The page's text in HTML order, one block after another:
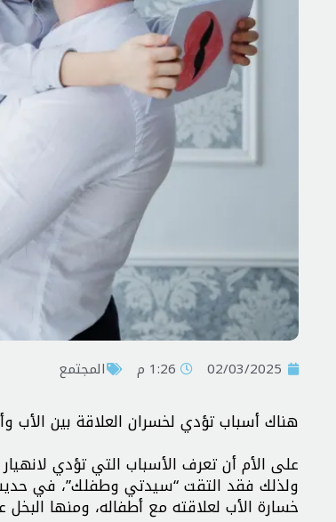
02/03/2025 1:26 م المجتمع
هناك أسباب تؤدي لخسران العلاقة بين الأب
على الأم أن تعرف الأسباب التي تؤدي
ولذلك فقد التقت “سيدتي وطفلك”، في
خسارة الأب لعلاقته مع أطفاله، ومنها